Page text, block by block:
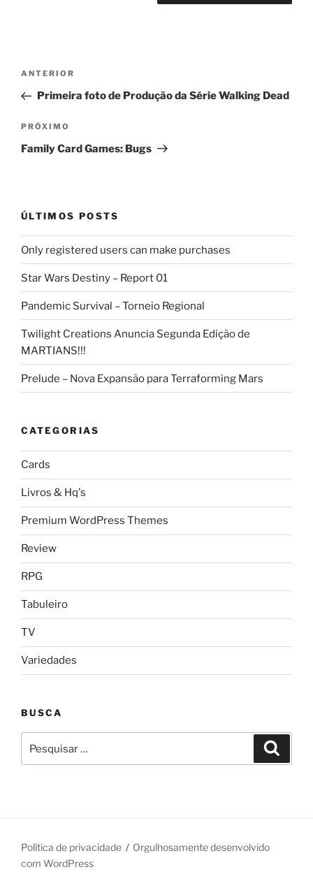
Navegação
Post
Post
anterior
ANTERIOR
Primeira foto de Produção da Série Walking Dead
Próximo
post
PRÓXIMO
Family Card Games: Bugs
ÚLTIMOS POSTS
Only registered users can make purchases
Star Wars Destiny – Report 01
Pandemic Survival – Torneio Regional
Twilight Creations Anuncia Segunda Edição de
MARTIANS!!!
Prelude – Nova Expansão para Terraforming Mars
CATEGORIAS
Cards
Livros & Hq's
Premium WordPress Themes
Review
RPG
Tabuleiro
TV
Variedades
BUSCA
por:
Política de privacidade
Orgulhosamente desenvolvido
com WordPress